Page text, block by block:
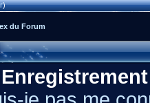
)
du Forum